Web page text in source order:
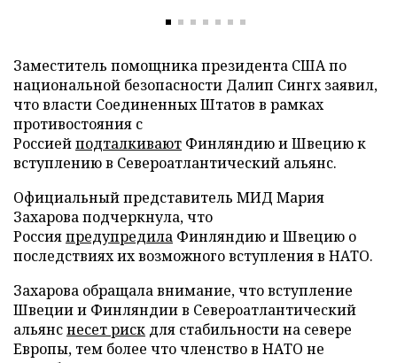
Заместитель помощника президента США по
национальной безопасности Далип Сингх заявил,
что власти Соединенных Штатов в рамках
противостояния с
Россиейподталкивают Финляндию и Швецию к
вступлению в Североатлантический альянс.
Официальный представитель МИД Мария
Захарова подчеркнула, что
Россияпредупредила Финляндию и Швецию о
последствиях их возможного вступления в НАТО.
Захарова обращала внимание, что вступление
Швеции и Финляндии в Североатлантический
альянснесет риск для стабильности на севере
Европы, тем более что членство в НАТО не